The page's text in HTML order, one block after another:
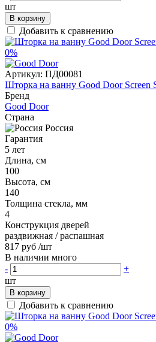
шт
В корзину
Добавить к сравнению
0%
Артикул: ПД00081
Шторка на ванну Good Door Screen
Бренд
Good Door
Страна
Россия
Гарантия
5 лет
Длина, см
100
Высота, см
140
Толщина стекла, мм
4
Конструкция дверей
раздвижная / распашная
817 руб /шт
В наличии много
-
+
шт
В корзину
Добавить к сравнению
0%